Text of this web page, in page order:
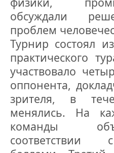
обсуждали
проблем
Турнир состоял
практического
участвовало
оппонента,
зрителя, в
менялись. На
команды
соответствии